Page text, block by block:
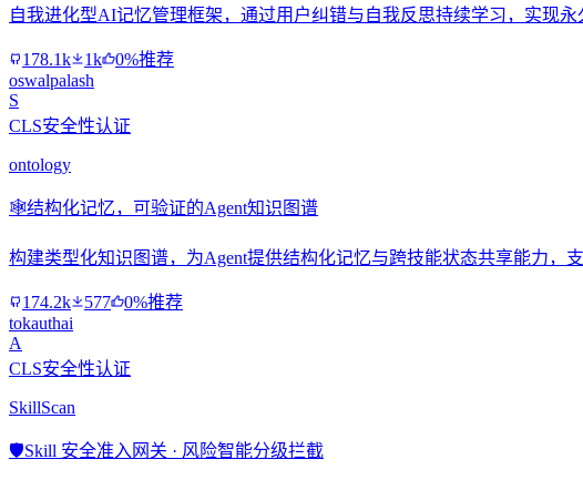
自我进化型AI记忆管理框架，通过用户纠错与自我反思持续学习，实现永
178.1k 1k
0%推荐
oswalpalash
S
CLS安全性认证
ontology
🕸️结构化记忆，可验证的Agent知识图谱
构建类型化知识图谱，为Agent提供结构化记忆与跨技能状态共享能力，
174.2k 577
0%推荐
tokauthai
A
CLS安全性认证
SkillScan
🛡️Skill 安全准入网关 · 风险智能分级拦截